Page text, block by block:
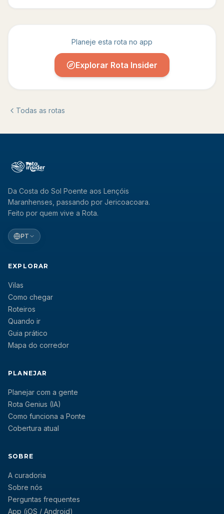
Planeje esta rota no app
Explorar Rota Insider
Todas as rotas
Da Costa do Sol Poente aos Lençóis
Maranhenses, passando por Jericoacoara.
Feito por quem vive a Rota.
PT
EXPLORAR
Vilas
Como chegar
Roteiros
Quando ir
Guia prático
Mapa do corredor
PLANEJAR
Planejar com a gente
Rota Genius (IA)
Como funciona a Ponte
Cobertura atual
SOBRE
A curadoria
Sobre nós
Perguntas frequentes
App (iOS / Android)